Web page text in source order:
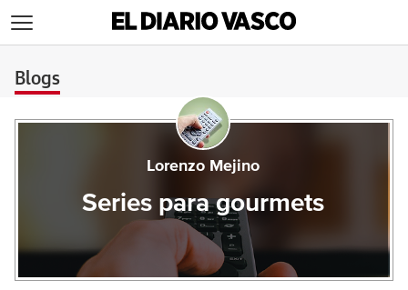
Blogs
Lorenzo Mejino
Series para gourmets